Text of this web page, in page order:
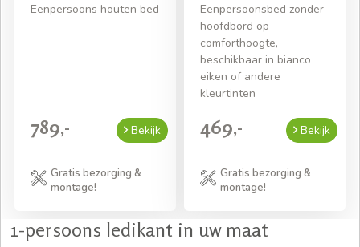
Eenpersoons houten bed
789,- Bekijk
Gratis bezorging &
montage!
Eenpersoonsbed zonder
hoofdbord op
comforthoogte,
beschikbaar in bianco
eiken of andere
kleurtinten
469,- Bekijk
Gratis bezorging &
montage!
1-persoons ledikant in uw maat